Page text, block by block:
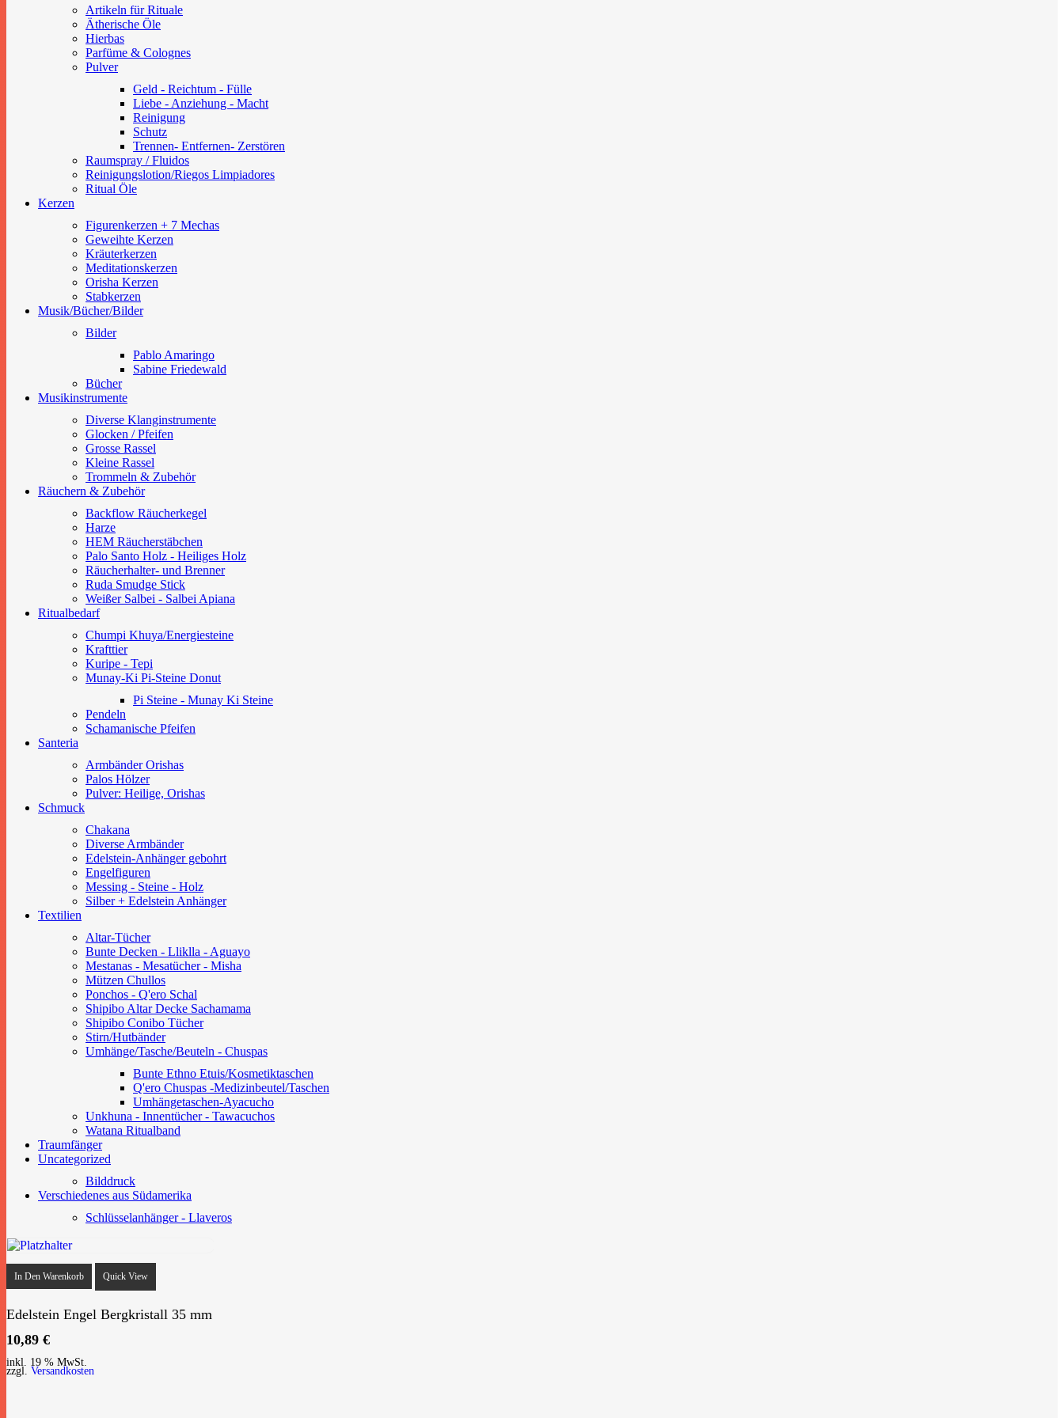
Artikeln für Rituale
Ätherische Öle
Hierbas
Parfüme & Colognes
Pulver
Geld - Reichtum - Fülle
Liebe - Anziehung - Macht
Reinigung
Schutz
Trennen- Entfernen- Zerstören
Raumspray / Fluidos
Reinigungslotion/Riegos Limpiadores
Ritual Öle
Kerzen
Figurenkerzen + 7 Mechas
Geweihte Kerzen
Kräuterkerzen
Meditationskerzen
Orisha Kerzen
Stabkerzen
Musik/Bücher/Bilder
Bilder
Pablo Amaringo
Sabine Friedewald
Bücher
Musikinstrumente
Diverse Klanginstrumente
Glocken / Pfeifen
Grosse Rassel
Kleine Rassel
Trommeln & Zubehör
Räuchern & Zubehör
Backflow Räucherkegel
Harze
HEM Räucherstäbchen
Palo Santo Holz - Heiliges Holz
Räucherhalter- und Brenner
Ruda Smudge Stick
Weißer Salbei - Salbei Apiana
Ritualbedarf
Chumpi Khuya/Energiesteine
Krafttier
Kuripe - Tepi
Munay-Ki Pi-Steine Donut
Pi Steine - Munay Ki Steine
Pendeln
Schamanische Pfeifen
Santeria
Armbänder Orishas
Palos Hölzer
Pulver: Heilige, Orishas
Schmuck
Chakana
Diverse Armbänder
Edelstein-Anhänger gebohrt
Engelfiguren
Messing - Steine - Holz
Silber + Edelstein Anhänger
Textilien
Altar-Tücher
Bunte Decken - Lliklla - Aguayo
Mestanas - Mesatücher - Misha
Mützen Chullos
Ponchos - Q'ero Schal
Shipibo Altar Decke Sachamama
Shipibo Conibo Tücher
Stirn/Hutbänder
Umhänge/Tasche/Beuteln - Chuspas
Bunte Ethno Etuis/Kosmetiktaschen
Q'ero Chuspas -Medizinbeutel/Taschen
Umhängetaschen-Ayacucho
Unkhuna - Innentücher - Tawacuchos
Watana Ritualband
Traumfänger
Uncategorized
Bilddruck
Verschiedenes aus Südamerika
Schlüsselanhänger - Llaveros
In Den Warenkorb Quick View
Edelstein Engel Bergkristall 35 mm
10,89 €
inkl. 19 % MwSt.
zzgl. Versandkosten